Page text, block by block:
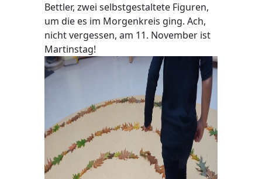
Bettler, zwei selbstgestaltete Figuren,
um die es im Morgenkreis ging. Ach,
nicht vergessen, am 11. November ist
Martinstag!